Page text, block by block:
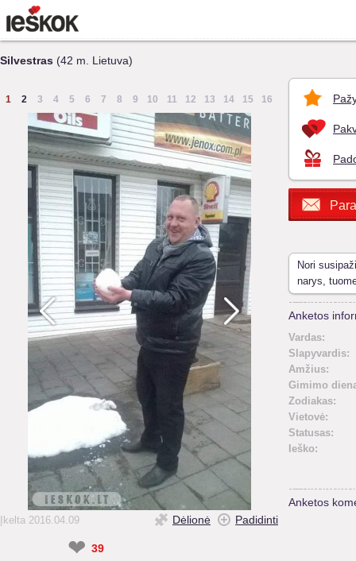
Silvestras (42 m. Lietuva)
1 2 3 4 5 6 7 8 9 10 11 12 13 14 15 16
Įkelta 2016.04.09 Dėlionė Padidinti
❤ 39
Nori
narys,
Anketos
Vardas:
Slapyvardis:
Amžius:
Gimimo
Zodiakas:
Vietovė:
Statusas:
Ieško:
Anketos